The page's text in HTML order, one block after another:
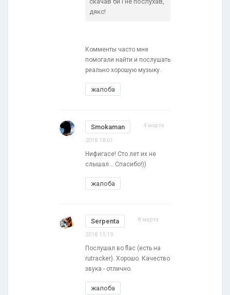
дякс!
Комменты часто мне
помогали найти и послушать
реально хорошую музыку.
жалоба
Smokaman 4 марта
2018 18:01
Нифигасе! Сто лет их не
слышал... Спасибо!))
жалоба
Serpenta 8 марта
2018 15:19
Послушал во flac (есть на
rutracker). Хорошо. Качество
звука - отлично.
жалоба